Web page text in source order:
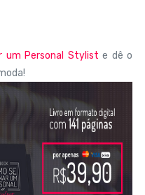
um Personal Stylist e dê o